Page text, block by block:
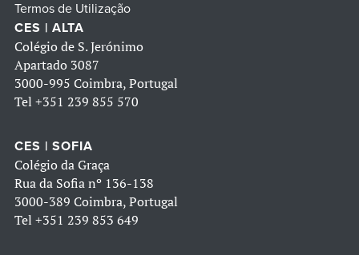
Termos de Utilização
CES | ALTA
Colégio de S. Jerónimo
Apartado 3087
3000-995 Coimbra, Portugal
Tel +351 239 855 570
CES | SOFIA
Colégio da Graça
Rua da Sofia nº 136-138
3000-389 Coimbra, Portugal
Tel +351 239 853 649